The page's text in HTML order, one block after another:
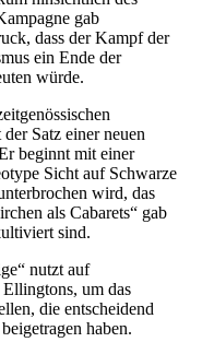
gab
dass der Kampf der
ein Ende der
würde.
Satz einer neuen
beginnt mit einer
Sicht auf Schwarze
wird, das
als Cabarets“ gab
sind.
nutzt auf
Ellingtons, um das
die entscheidend
haben.